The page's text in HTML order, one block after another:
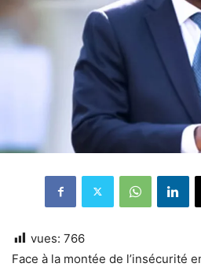
vues: 766
Face à la montée de l’insécurité